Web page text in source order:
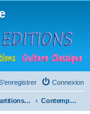
Connexion
Partitions classées par compositeur Contemporain